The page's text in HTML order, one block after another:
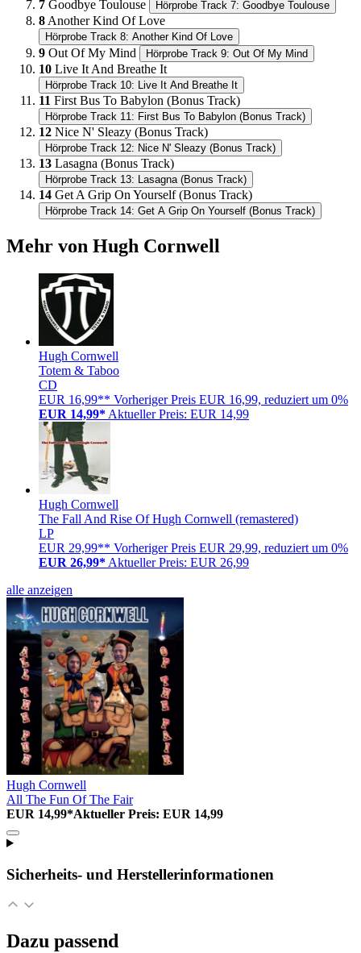
7 Goodbye Toulouse Hörprobe Track 7: Goodbye Toulouse
8 Another Kind Of Love
Hörprobe Track 8: Another Kind Of Love
9 Out Of My Mind Hörprobe Track 9: Out Of My Mind
10 Live It And Breathe It
Hörprobe Track 10: Live It And Breathe It
11 First Bus To Babylon (Bonus Track)
Hörprobe Track 11: First Bus To Babylon (Bonus Track)
12 Nice N' Sleazy (Bonus Track)
Hörprobe Track 12: Nice N' Sleazy (Bonus Track)
13 Lasagna (Bonus Track)
Hörprobe Track 13: Lasagna (Bonus Track)
14 Get A Grip On Yourself (Bonus Track)
Hörprobe Track 14: Get A Grip On Yourself (Bonus Track)
Mehr von Hugh Cornwell
Hugh Cornwell
Totem & Taboo
CD
EUR 16,99** Vorheriger Preis EUR 16,99, reduziert um 0%
EUR 14,99* Aktueller Preis: EUR 14,99
Hugh Cornwell
The Fall And Rise Of Hugh Cornwell (remastered)
LP
EUR 29,99** Vorheriger Preis EUR 29,99, reduziert um 0%
EUR 26,99* Aktueller Preis: EUR 26,99
alle anzeigen
Hugh Cornwell
All The Fun Of The Fair
EUR 14,99*Aktueller Preis: EUR 14,99
Sicherheits- und Herstellerinformationen
Dazu passend